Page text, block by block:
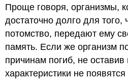
Проще говоря, организмы,
достаточно долго для того,
потомство, передают ему
память. Если же организм
причинам погиб, не оставив
характеристики не